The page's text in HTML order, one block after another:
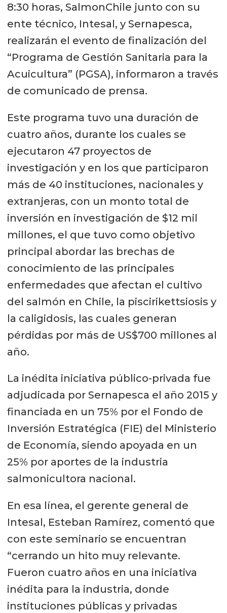
8:30 horas, SalmonChile junto con su
ente técnico, Intesal, y Sernapesca,
realizarán el evento de finalización del
“Programa de Gestión Sanitaria para la
Acuicultura” (PGSA), informaron a través
de comunicado de prensa.
Este programa tuvo una duración de
cuatro años, durante los cuales se
ejecutaron 47 proyectos de
investigación y en los que participaron
más de 40 instituciones, nacionales y
extranjeras, con un monto total de
inversión en investigación de $12 mil
millones, el que tuvo como objetivo
principal abordar las brechas de
conocimiento de las principales
enfermedades que afectan el cultivo
del salmón en Chile, la piscirikettsiosis y
la caligidosis, las cuales generan
pérdidas por más de US$700 millones al
año.
La inédita iniciativa público-privada fue
adjudicada por Sernapesca el año 2015 y
financiada en un 75% por el Fondo de
Inversión Estratégica (FIE) del Ministerio
de Economía, siendo apoyada en un
25% por aportes de la industria
salmonicultora nacional.
En esa línea, el gerente general de
Intesal, Esteban Ramírez, comentó que
con este seminario se encuentran
“cerrando un hito muy relevante.
Fueron cuatro años en una iniciativa
inédita para la industria, donde
instituciones públicas y privadas